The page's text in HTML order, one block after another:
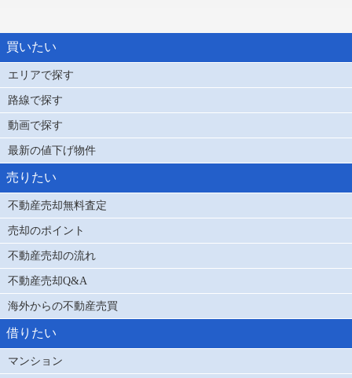
買いたい
エリアで探す
路線で探す
動画で探す
最新の値下げ物件
売りたい
不動産売却無料査定
売却のポイント
不動産売却の流れ
不動産売却Q&A
海外からの不動産売買
借りたい
マンション